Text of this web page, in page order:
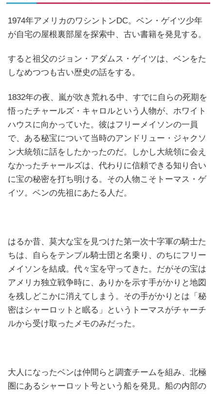
1974年アメリカのワシントンDC。ベン・ゲイツ少年
が自宅の屋根裏部屋を探索中、古い書籍を発見する。
すると祖父のジョン・アダムス・ゲイツは、ベンをた
しなめつつも古い歴史の話をする。
1832年の夜、嵐が吹き荒れる中、すでに自らの死期を
悟ったチャールズ・キャロルという人物が、ホワイト
ハウスに向かっていた。彼はフリーメイソンの一員
で、ある秘宝について当時のアンドリュー・ジャクソ
ン大統領に話をしたかったのだ。しかし大統領に会え
なかったチャールズは、代わりに信頼できる知り合い
に宝の秘密を打ち明ける。その人物こそトーマス・ゲ
イツ。ベンの先祖にあたる人だ。
はるか昔、莫大な宝を見つけた第一次十字軍の騎士た
ちは、自らをテンプル騎士団と名乗り、のちにフリー
メイソンを結成。代々宝を守ってきた。だがその宝は
アメリカ独立戦争時に、ありかを示す手がかりと地図
を残しどこかに消えてしまう。その手がかりとは「秘
密はシャーロットと眠る」というトーマスがチャーチ
ルから受け取ったメモのみだった。
大人になったベンは仲間らと調査チームを組み、北極
圏にあるシャーロット号という船を発見。船の内部の